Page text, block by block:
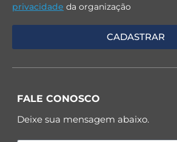
privacidade da organização
FALE CONOSCO
Deixe sua mensagem abaixo.